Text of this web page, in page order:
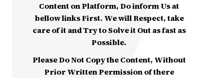
Content on Platform, Do inform Us at
bellow links First. We will Respect, take
care of it and Try to Solve it Out as fast as
Possible.
Please Do Not Copy the Content, Without
Prior Written Permission of there